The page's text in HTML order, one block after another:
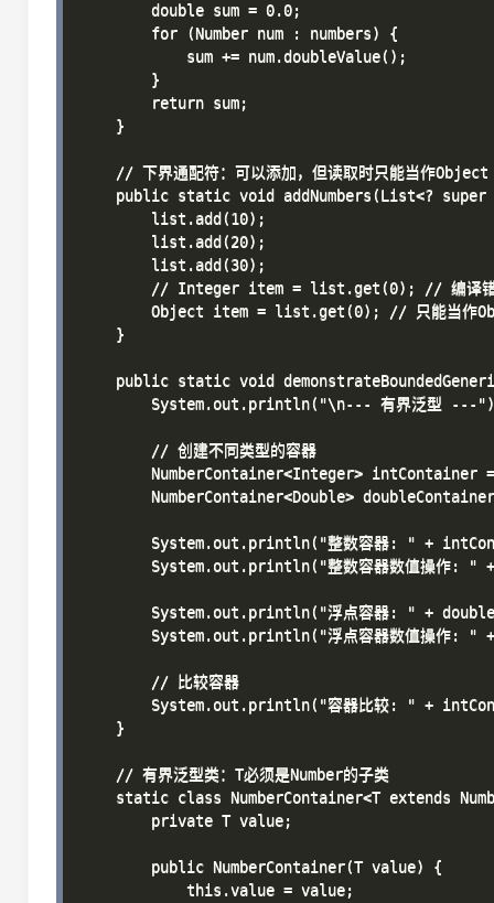
        double sum = 0.0;
        for (Number num : numbers) {
            sum += num.doubleValue();
        }
        return sum;
    }
    // 下界通配符：可以添加，但读取时只能当作Object
public static void addNumbers(List<? super
        list.add(10);
        list.add(20);
        list.add(30);
// Integer item = list.get(0); // 编译
Object item = list.get(0); // 只能当作
    }
public static void
System.out.println("\n--- 有界泛型 ---
        // 创建不同类型的容器
NumberContainer<Integer> intContainer
NumberContainer<Double>
System.out.println("整数容器: " +
System.out.println("整数容器数值操作:
System.out.println("浮点容器: " +
System.out.println("浮点容器数值操作:
        // 比较容器
System.out.println("容器比较: " +
    }
    // 有界泛型类：T必须是Number的子类
static class NumberContainer<T extends
        private T value;
        public NumberContainer(T value) {
            this.value = value;